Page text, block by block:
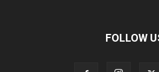
FOLLOW